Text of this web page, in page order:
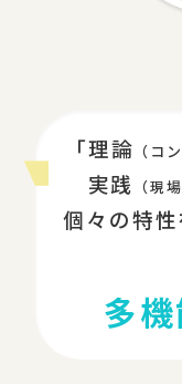
「理論 （コ
実践 （現場
個々の特
多